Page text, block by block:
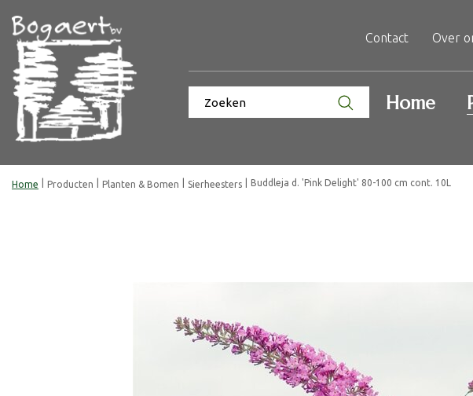
naar
content
Home Producten Planten & Bomen Sierheesters Buddleja d. 'Pink Delight' 80-100 cm cont. 10L
Contact Over
Home